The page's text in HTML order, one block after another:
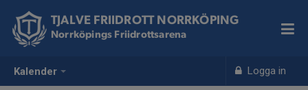
Kalender Logga in
TJALVE FRIIDROTT NORRKÖPING
Norrköpings Friidrottsarena